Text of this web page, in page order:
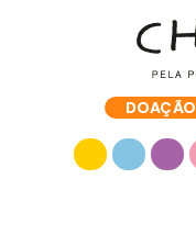
DOAÇÃO